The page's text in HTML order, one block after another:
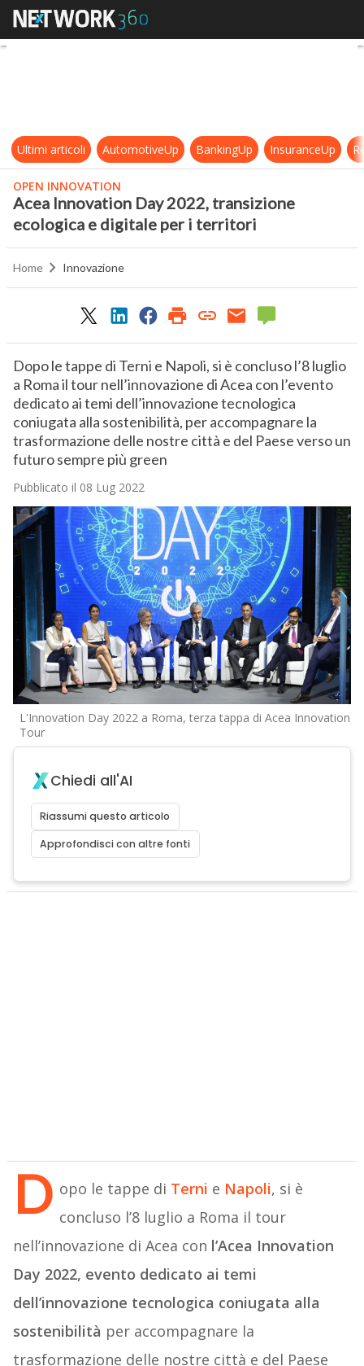
Acea Innovation Day 2022,
Ultimi articoli AutomotiveUp BankingUp InsuranceUp
OPEN INNOVATION
Acea Innovation Day 2022, transizione
ecologica e digitale per i territori
Home Innovazione
Dopo le tappe di Terni e Napoli, si è concluso l’8 luglio
a Roma il tour nell’innovazione di Acea con l’evento
dedicato ai temi dell’innovazione tecnologica
coniugata alla sostenibilità, per accompagnare la
trasformazione delle nostre città e del Paese verso un
futuro sempre più green
Pubblicato il 08 Lug 2022
L'Innovation Day 2022 a Roma, terza tappa di Acea Innovation
Tour
Chiedi all'AI
Riassumi questo articolo
Approfondisci con altre fonti
D opo le tappe di Terni e Napoli, si è
concluso l’8 luglio a Roma il tour
nell’innovazione di Acea con l’Acea Innovation
Day 2022, evento dedicato ai temi
dell’innovazione tecnologica coniugata alla
sostenibilità per accompagnare la
trasformazione delle nostre città e del Paese